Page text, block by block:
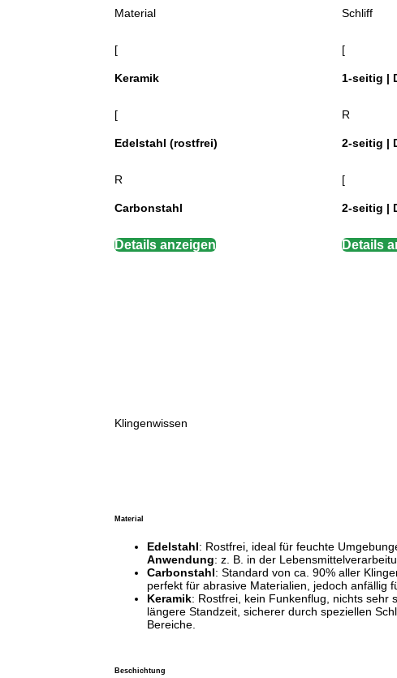
Material
[
Keramik
[
Edelstahl (rostfrei)
R
Carbonstahl
Details anzeigen
Schliff
[
1-seitig |
R
2-seitig |
[
2-seitig |
Details
Klingenwissen
Material
Edelstahl: Rostfrei, ideal für feuchte
Anwendung: z. B. in der
Carbonstahl: Standard von ca. 90% aller
perfekt für abrasive Materialien, jedoch anfällig
Keramik: Rostfrei, kein Funkenflug, nichts sehr
längere Standzeit, sicherer durch speziellen
Bereiche.
Beschichtung